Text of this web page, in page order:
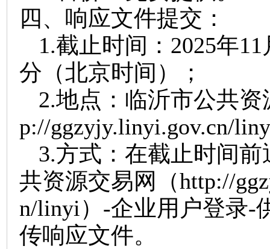
四、响应文件提交：
1.截止时间： 2025年11
分（北京时间）；
2.地点：临沂市公共资
p://ggzyjy.linyi.gov.cn/
3.方式：在截止时间
共资源交易网
（http://
n/linyi）-企业用户登录-
传响应文件。